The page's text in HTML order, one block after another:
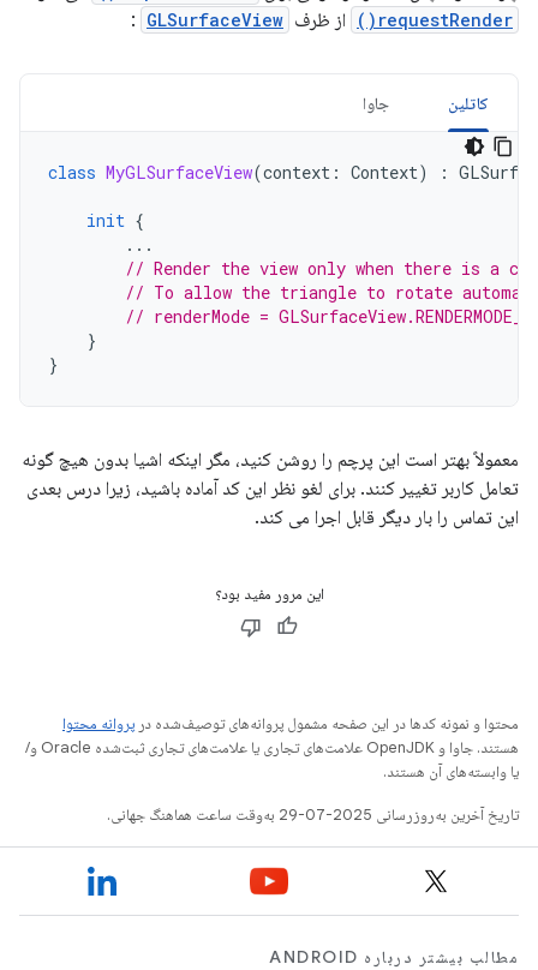
requestRender() از ظرف GLSurfaceView
:
کاتلین جاوا
class MyGLSurfaceView(context : Context) :
init {
...
// Render the view only when there is a
// To allow the triangle to rotate
// renderMode =
}
}
معمولاً بهتر است این پرچم را روشن کنید، مگر اینکه اشیا بدون هیچ گونه
تعامل کاربر تغییر کنند. برای لغو نظر این کد آماده باشید، زیرا درس بعدی
این تماس را بار دیگر قابل اجرا می کند.
این مرور مفید بود؟
محتوا و نمونه کدها در این صفحه مشمول پروانه‌های توصیف‌شده در پروانه محتوا
هستند. جاوا و OpenJDK علامت‌های تجاری یا علامت‌های تجاری ثبت‌شده Oracle و/
یا وابسته‌های آن هستند.
تاریخ آخرین به‌روزرسانی 2025-07-29 به‌وقت ساعت هماهنگ جهانی.
مطالب بیشتر درباره ANDROID